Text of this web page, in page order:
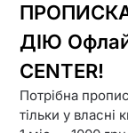
ПРОПИСКА
ДІЮ
CENTER!
Потрібна
тільки у власні